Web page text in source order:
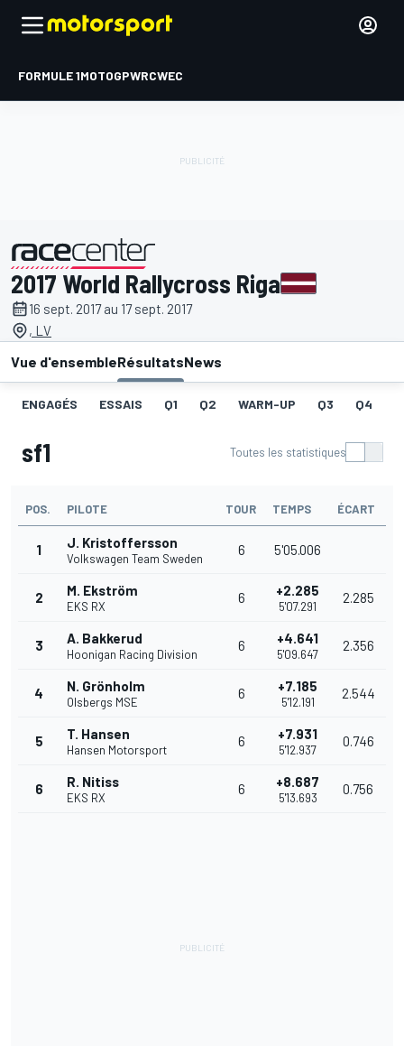
FORMULE 1MOTOGPWRCWEC
présenté par
2017 World Rallycross Riga
16 sept. 2017 au 17 sept. 2017
, LV
Vue d'ensembleRésultatsNews
ENGAGÉS ESSAIS Q1 Q2 WARM-UP Q3 Q4
sf1 Toutes les statistiques
POS. PILOTE TOUR TEMPS ÉCART
1 J. Kristoffersson
Volkswagen Team Sweden
6 5'05.006
2 M. Ekström
EKS RX
6 +2.285
5'07.291
2.285
3 A. Bakkerud
Hoonigan Racing Division
6 +4.641
5'09.647
2.356
4 N. Grönholm
Olsbergs MSE
6 +7.185
5'12.191
2.544
5 T. Hansen
Hansen Motorsport
6 +7.931
5'12.937
0.746
6 R. Nitiss
EKS RX
6 +8.687
5'13.693
0.756